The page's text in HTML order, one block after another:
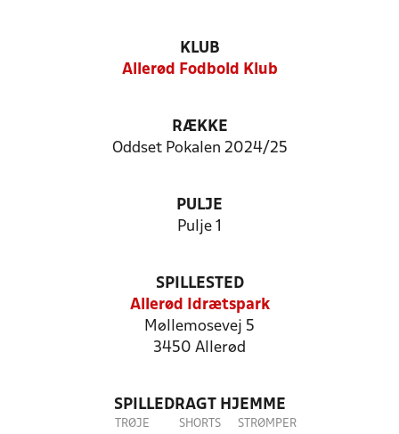
KLUB
Allerød Fodbold Klub
RÆKKE
Oddset Pokalen 2024/25
PULJE
Pulje 1
SPILLESTED
Allerød Idrætspark
Møllemosevej 5
3450 Allerød
SPILLEDRAGT HJEMME
TRØJE SHORTS STRØMPER